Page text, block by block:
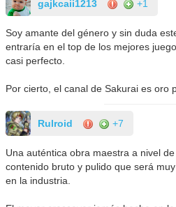
gajkcaii1213 +1
Soy amante del género y sin duda
entraría en el top de los mejores
casi perfecto.
Por cierto, el canal de Sakurai es oro
Rulroid +7
Una auténtica obra maestra a nivel
contenido bruto y pulido que será
en la industria.